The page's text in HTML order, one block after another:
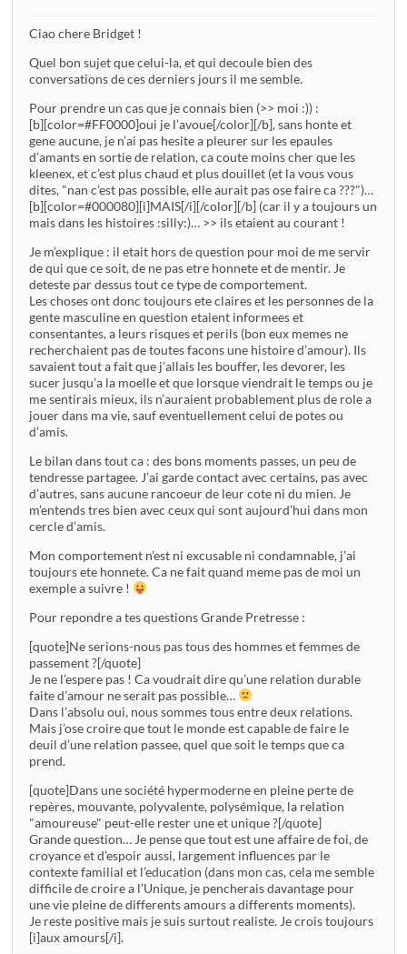
Ciao chere Bridget !
Quel bon sujet que celui-la, et qui decoule bien des
conversations de ces derniers jours il me semble.
Pour prendre un cas que je connais bien (>> moi :)) :
[b][color=#FF0000]oui je l’avoue[/color][/b], sans honte et
gene aucune, je n’ai pas hesite a pleurer sur les epaules
d’amants en sortie de relation, ca coute moins cher que les
kleenex, et c’est plus chaud et plus douillet (et la vous vous
dites, "nan c’est pas possible, elle aurait pas ose faire ca ???")…
[b][color=#000080][i]MAIS[/i][/color][/b] (car il y a toujours un
mais dans les histoires :silly:)… >> ils etaient au courant !
Je m’explique : il etait hors de question pour moi de me servir
de qui que ce soit, de ne pas etre honnete et de mentir. Je
deteste par dessus tout ce type de comportement.
Les choses ont donc toujours ete claires et les personnes de la
gente masculine en question etaient informees et
consentantes, a leurs risques et perils (bon eux memes ne
recherchaient pas de toutes facons une histoire d’amour). Ils
savaient tout a fait que j’allais les bouffer, les devorer, les
sucer jusqu’a la moelle et que lorsque viendrait le temps ou je
me sentirais mieux, ils n’auraient probablement plus de role a
jouer dans ma vie, sauf eventuellement celui de potes ou
d’amis.
Le bilan dans tout ca : des bons moments passes, un peu de
tendresse partagee. J’ai garde contact avec certains, pas avec
d’autres, sans aucune rancoeur de leur cote ni du mien. Je
m’entends tres bien avec ceux qui sont aujourd’hui dans mon
cercle d’amis.
Mon comportement n’est ni excusable ni condamnable, j’ai
toujours ete honnete. Ca ne fait quand meme pas de moi un
exemple a suivre !
Pour repondre a tes questions Grande Pretresse :
[quote]Ne serions-nous pas tous des hommes et femmes de
passement ?[/quote]
Je ne l’espere pas ! Ca voudrait dire qu’une relation durable
faite d’amour ne serait pas possible…
Dans l’absolu oui, nous sommes tous entre deux relations.
Mais j’ose croire que tout le monde est capable de faire le
deuil d’une relation passee, quel que soit le temps que ca
prend.
[quote]Dans une société hypermoderne en pleine perte de
repères, mouvante, polyvalente, polysémique, la relation
"amoureuse" peut-elle rester une et unique ?[/quote]
Grande question… Je pense que tout est une affaire de foi, de
croyance et d’espoir aussi, largement influences par le
contexte familial et l’education (dans mon cas, cela me semble
difficile de croire a l’Unique, je pencherais davantage pour
une vie pleine de differents amours a differents moments).
Je reste positive mais je suis surtout realiste. Je crois toujours
[i]aux amours[/i].